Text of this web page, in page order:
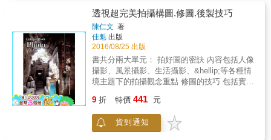
學的最佳教材
透視超完美拍攝構圖.修圖.後製技巧
陳仁文 著
佳魁 出版
2016/08/25 出版
書共分兩大單元： 拍好圖的密訣 內容包括人像
攝影、風景攝影、生活攝影、&hellip;等各種情
境主題下的拍攝觀念重點 修圖的技巧 包括實用
巧，使您不但拍好圖更能妙手回春，讓照片精
彩度更上一層！ 全書不但有最實用易懂的知識
重點，且有大量精采照片，讓您在學習閱讀過
9 折 特價 441 元
貨到通知